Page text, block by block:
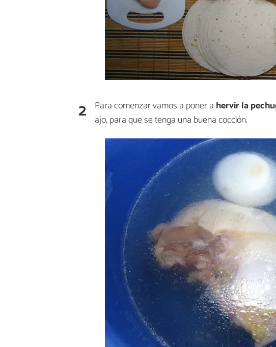
2 Para comenzar vamos a poner a hervir la
ajo, para que se tenga una buena cocción.